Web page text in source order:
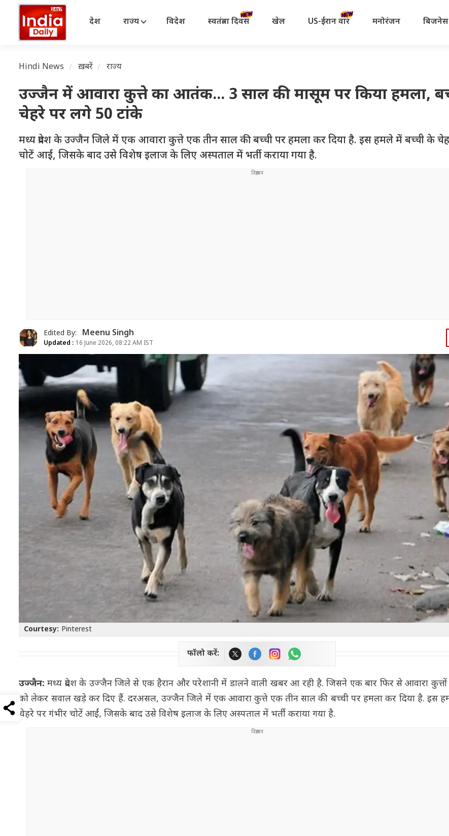
देश राज्य विदेश स्वतंत्रता दिवस खेल US-ईरान वॉर मनोरंजन बिजनेस
Hindi News ख़बरें राज्य
उज्जैन में आवारा कुत्ते का आतंक... 3 साल की मासूम पर किया हमला,
चेहरे पर लगे 50 टांके
मध्य प्रदेश के उज्जैन जिले में एक आवारा कुत्ते एक तीन साल की बच्ची पर हमला कर दिया है. इस हमले में बच्ची के
चोटें आईं, जिसके बाद उसे विशेष इलाज के लिए अस्पताल में भर्ती कराया गया है.
Edited By: Meenu Singh
Updated : 16 June 2026, 08:22 AM IST
Courtesy: Pinterest
फॉलो करें:
उज्जैन:मध्य प्रदेश के उज्जैन जिले से एक हैरान और परेशानी में डालने वाली खबर आ रही है. जिसने एक बार फिर से आवारा
को लेकर सवाल खड़े कर दिए हैं. दरअसल, उज्जैन जिले में एक आवारा कुत्ते एक तीन साल की बच्ची पर हमला कर दिया है. इस
चेहरे पर गंभीर चोटें आईं, जिसके बाद उसे विशेष इलाज के लिए अस्पताल में भर्ती कराया गया है.